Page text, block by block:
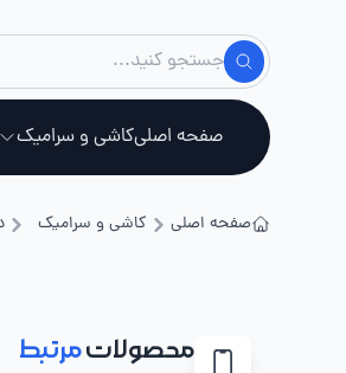
صفحه اصلیکاشی و سرامیک
صفحه اصلی کاشی و سرامیک
محصولاتمرتبط